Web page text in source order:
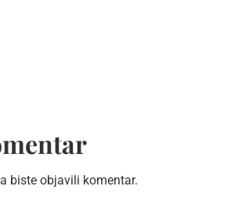
biste objavili komentar.